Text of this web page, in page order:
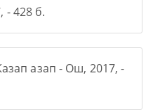
- 428 б.
азап - Ош, 2017, -